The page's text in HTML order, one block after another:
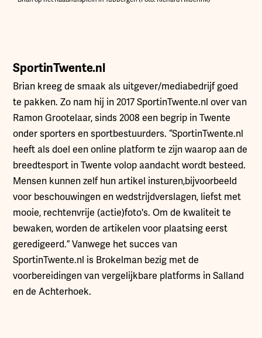
SportinTwente.nl
Brian kreeg de smaak als uitgever/mediabedrijf goed
te pakken. Zo nam hij in 2017 SportinTwente.nl over van
Ramon Grootelaar, sinds 2008 een begrip in Twente
onder sporters en sportbestuurders. “SportinTwente.nl
heeft als doel een online platform te zijn waarop aan de
breedtesport in Twente volop aandacht wordt besteed.
Mensen kunnen zelf hun artikel insturen,bijvoorbeeld
voor beschouwingen en wedstrijdverslagen, liefst met
mooie, rechtenvrije (actie)foto's. Om de kwaliteit te
bewaken, worden de artikelen voor plaatsing eerst
geredigeerd.” Vanwege het succes van
SportinTwente.nl is Brokelman bezig met de
voorbereidingen van vergelijkbare platforms in Salland
en de Achterhoek.